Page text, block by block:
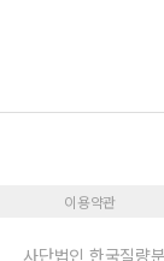
이용약관
사단법인 한국질량